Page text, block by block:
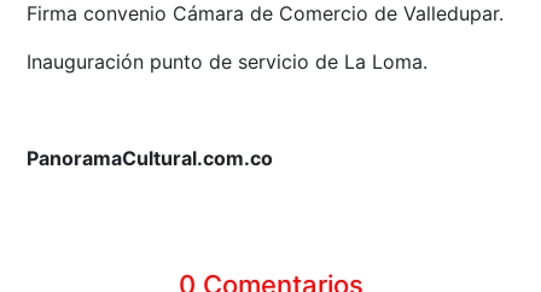
Firma convenio Cámara de Comercio de Valledupar.
Inauguración punto de servicio de La Loma.
PanoramaCultural.com.co
0 Comentarios